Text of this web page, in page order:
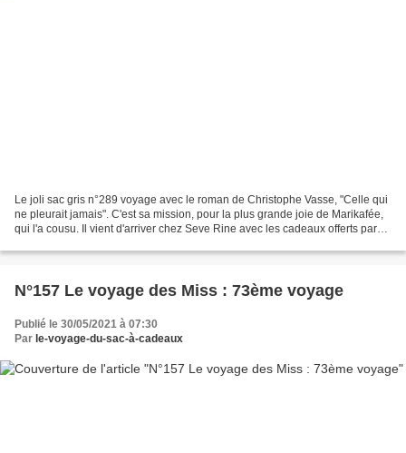
Le joli sac gris n°289 voyage avec le roman de Christophe Vasse, "Celle qui
ne pleurait jamais". C'est sa mission, pour la plus grande joie de Marikafée,
qui l'a cousu. Il vient d'arriver chez Seve Rine avec les cadeaux offerts par
N°157 Le voyage des Miss : 73ème voyage
Publié le 30/05/2021 à 07:30
Par le-voyage-du-sac-à-cadeaux